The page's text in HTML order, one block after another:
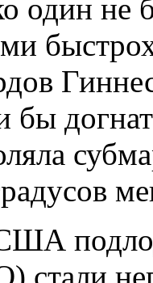
один
бы